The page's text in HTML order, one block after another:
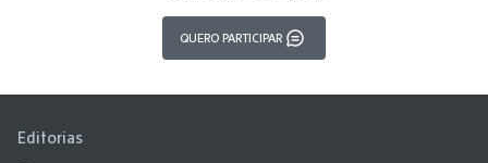
QUERO PARTICIPAR
Editorias